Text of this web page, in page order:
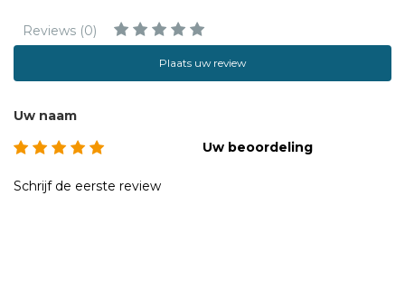
Reviews (0)
Plaats uw review
Uw naam
Uw beoordeling
Schrijf de eerste review